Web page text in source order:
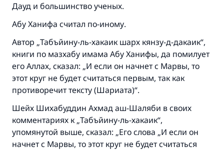
Дауд и большинство ученых.
Абу Ханифа считал по-иному.
Автор „Табъйину-ль-хакаик шарх кянзу-д-дакаик“,
книги по мазхабу имама Абу Ханифы, да помилует
его Аллах, сказал: „И если он начнет с Марвы, то
этот круг не будет считаться первым, так как
противоречит тексту (Шариата)“.
Шейх Шихабуддин Ахмад аш-Шаляби в своих
комментариях к „Табъйину-ль-хакаик“,
упомянутой выше, сказал: „Его слова „И если он
начнет с Марвы, то этот круг не будет считаться